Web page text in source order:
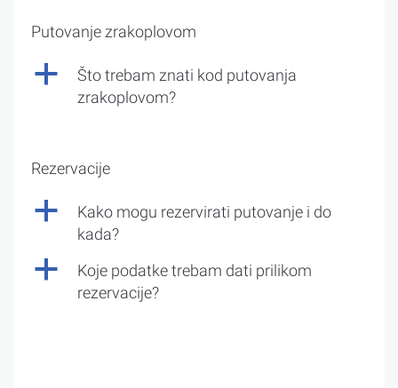
Putovanje zrakoplovom
a
Što trebam znati kod putovanja
zrakoplovom?
Rezervacije
a
Kako mogu rezervirati putovanje i do
kada?
a
Koje podatke trebam dati prilikom
rezervacije?